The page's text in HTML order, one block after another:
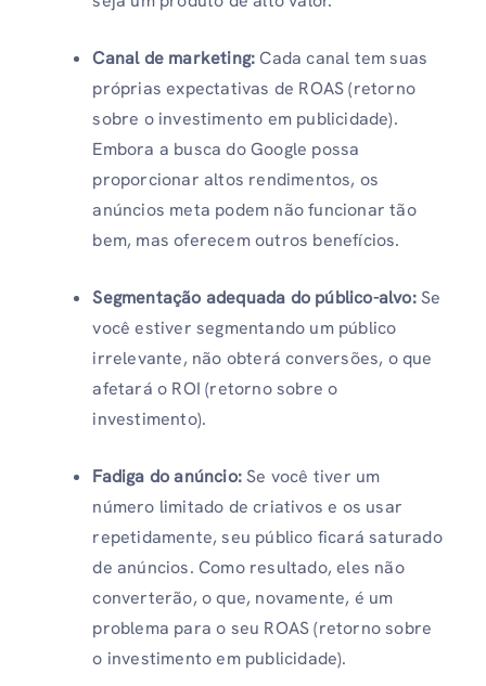
Canal de marketing:Cada canal tem suas
próprias expectativas de ROAS (retorno
sobre o investimento em publicidade).
Embora a busca do Google possa
proporcionar altos rendimentos, os
anúncios meta podem não funcionar tão
bem, mas oferecem outros benefícios.
Segmentação adequada do público-alvo:Se
você estiver segmentando um público
irrelevante, não obterá conversões, o que
afetará o ROI (retorno sobre o
investimento).
Fadiga do anúncio:Se você tiver um
número limitado de criativos e os usar
repetidamente, seu público ficará saturado
de anúncios. Como resultado, eles não
converterão, o que, novamente, é um
problema para o seu ROAS (retorno sobre
o investimento em publicidade).